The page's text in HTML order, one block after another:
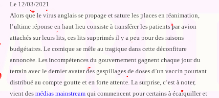
Le 12/03/2021
Alors que le virus anglais se propage et sature les places en réanimation,
l’ultime réponse en haut lieu consiste à transférer les patients par avion
attachés sur leurs lits, ces lits supprimés il y a peu pour des raisons
budgétaires. Le comique se mêle au tragique dans cette déconfiture
annoncée. Les incompétences du gouvernement gagnent chaque jour du
terrain avec le dernier avatar des gaspillages de doses d’un vaccin pourtant
distribué au compte goutte et en forte attente. La surprise, c’est à noter,
vient des médias mainstream qui commencent pour certains à écarquiller et